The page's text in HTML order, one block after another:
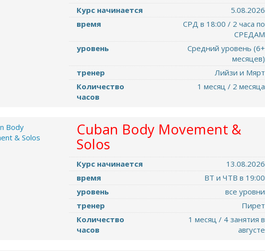
Курс начинается
5.08.2026
время
СРД в 18:00 / 2 часа по
СРЕДАМ
уровень
Cредний уровень (6+
месяцев)
тренер
Лийзи и Мярт
Количество
часов
1 месяц / 2 месяца
Cuban Body Movement &
Solos
Курс начинается
13.08.2026
время
ВТ и ЧТВ в 19:00
уровень
все уровни
тренер
Пирет
Количество
часов
1 месяц / 4 занятия в
августе